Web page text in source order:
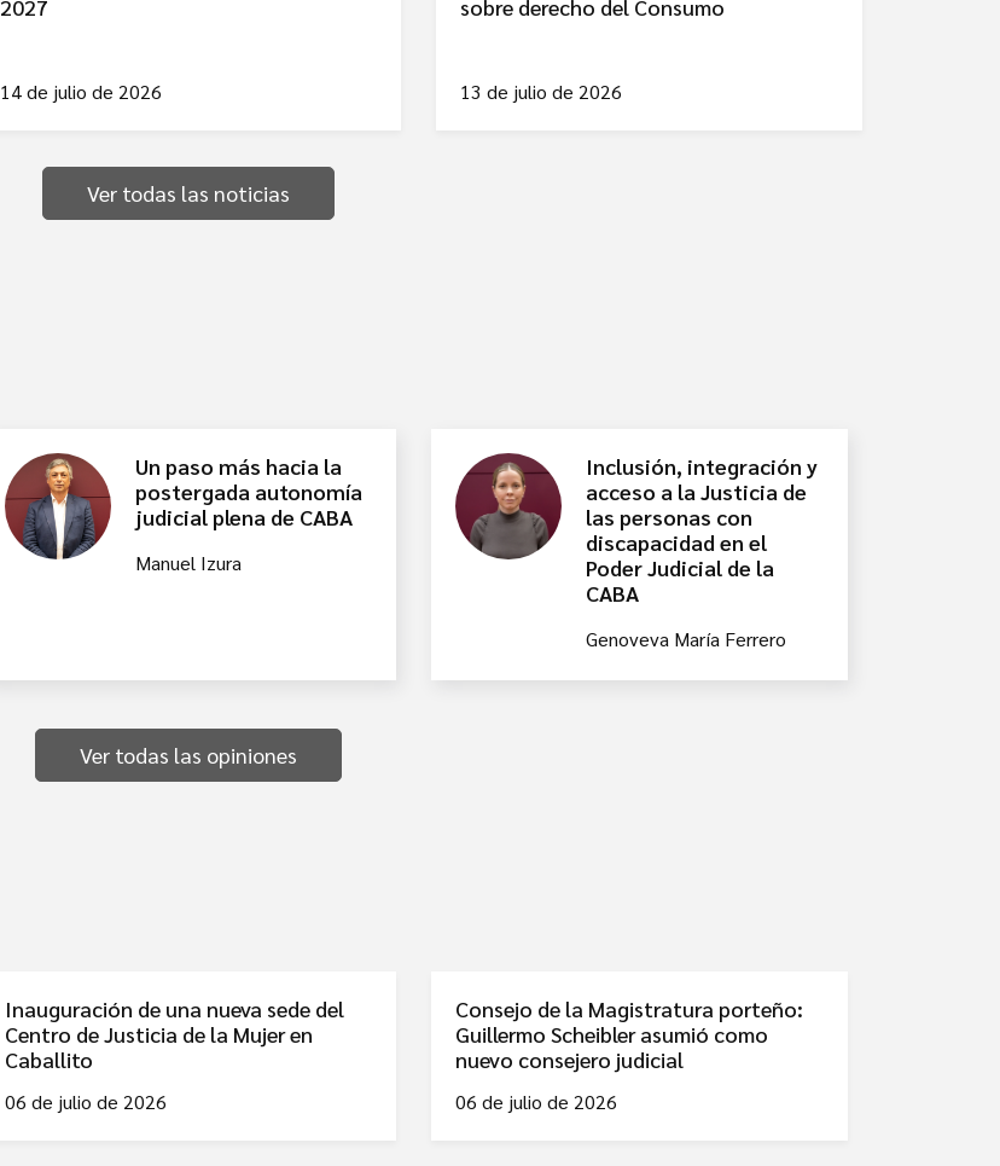
2027
14 de julio de 2026
sobre derecho del Consumo
13 de julio de 2026
Ver todas las noticias
Un paso más hacia la
postergada autonomía
judicial plena de CABA
Manuel Izura
Inclusión, integración y
acceso a la Justicia de
las personas con
discapacidad en el
Poder Judicial de la
CABA
Genoveva María Ferrero
Ver todas las opiniones
Inauguración de una nueva sede del
Centro de Justicia de la Mujer en
Caballito
06 de julio de 2026
Consejo de la Magistratura porteño:
Guillermo Scheibler asumió como
nuevo consejero judicial
06 de julio de 2026